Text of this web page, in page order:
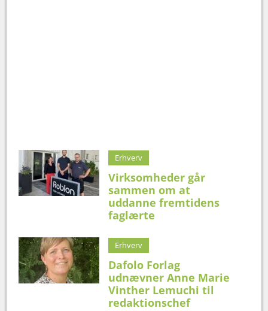
Erhverv
Virksomheder går
sammen om at
uddanne fremtidens
faglærte
Erhverv
Dafolo Forlag
udnævner Anne Marie
Vinther Lemuchi til
redaktionschef